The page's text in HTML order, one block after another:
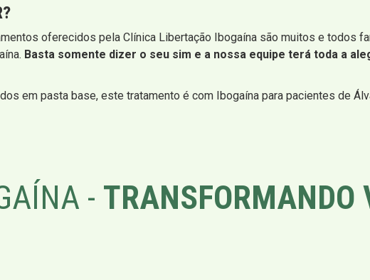
oferecidos pela Clínica Libertação Ibogaína são muitos e todos
Basta somente dizer o seu sim e a nossa equipe terá toda a
em pasta base, este tratamento é com Ibogaína para pacientes de
- TRANSFORMANDO